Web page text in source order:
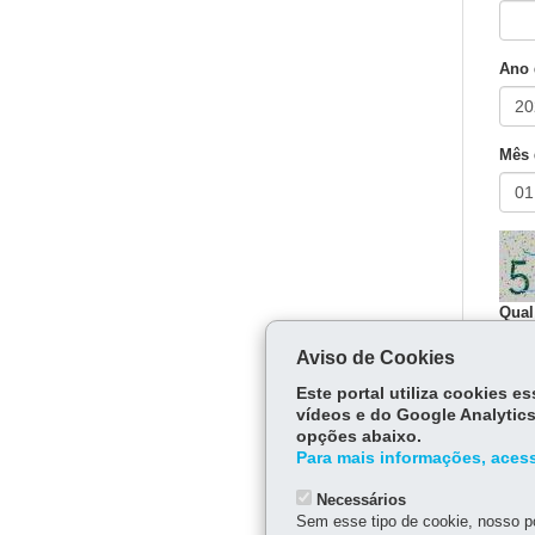
Ano
Aviso de Cookies
Este portal utiliza cookies
vídeos e do Google
opções abaixo.
Para mais informações,
Necessários
Sem esse tipo de cookie, nosso